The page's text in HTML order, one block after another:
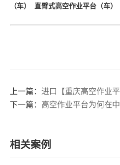
（车）
直臂式高空作业平台（车）
上一篇： 进口【重庆高空作业
下一篇： 高空作业平台为何在
相关案例